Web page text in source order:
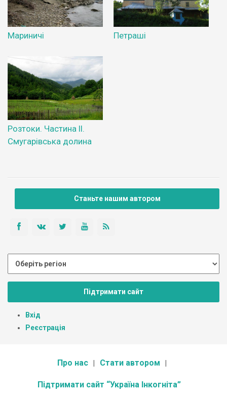
Мариничі Петраші
Розтоки. Частина ІІ.
Смугарівська долина
Станьте нашим автором
Підтримати сайт
Вхід
Реєстрація
Про нас Стати автором
Підтримати сайт “Україна Інкогніта”